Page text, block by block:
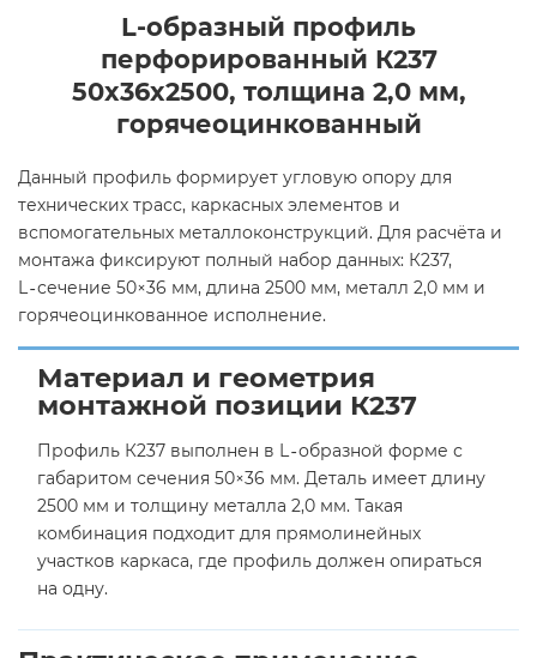
L-образный профиль
перфорированный К237
50x36x2500, толщина 2,0 мм,
горячеоцинкованный
Данный профиль формирует угловую опору для
технических трасс, каркасных элементов и
вспомогательных металлоконструкций. Для расчёта и
монтажа фиксируют полный набор данных: К237,
L‑сечение 50×36 мм, длина 2500 мм, металл 2,0 мм и
горячеоцинкованное исполнение.
Материал и геометрия
монтажной позиции К237
Профиль К237 выполнен в L‑образной форме с
габаритом сечения 50×36 мм. Деталь имеет длину
2500 мм и толщину металла 2,0 мм. Такая
комбинация подходит для прямолинейных
участков каркаса, где профиль должен опираться
на одну.